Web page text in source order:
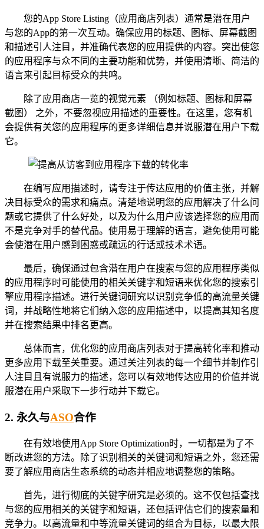
您的App Store Listing（应用商店列表）通常是潜在用户
与您的App的第一次互动。确保应用的标题、图标、屏幕截图
和描述引人注目，并准确代表您的应用提供的内容。突出使您
的应用程序与众不同的主要功能和优势，并使用清晰、简洁的
语言来引起目标受众的共鸣。
除了应用商店一览的视觉元素 （例如标题、图标和屏幕
截图） 之外，不要忽视应用描述的重要性。在这里，您有机
会提供有关您的应用程序的更多详细信息并说服潜在用户下载
它。
在编写应用描述时，请专注于传达应用的价值主张，并解
决目标受众的需求和痛点。清楚地说明您的应用解决了什么问
题或它提供了什么好处，以及为什么用户应该选择您的应用而
不是竞争对手的替代品。使用易于理解的语言，避免使用可能
会使潜在用户感到困惑或疏远的行话或技术术语。
最后，确保通过包含潜在用户在搜索与您的应用程序类似
的应用程序时可能使用的相关关键字和短语来优化您的搜索引
擎应用程序描述。进行关键词研究以识别竞争低的高流量关键
词，并战略性地将它们纳入您的应用描述中，以提高其知名度
并在搜索结果中排名更高。
总体而言，优化您的应用商店列表对于提高转化率和推动
更多应用下载至关重要。通过关注列表的每一个细节并制作引
人注目且有说服力的描述，您可以有效地传达应用的价值并说
服潜在用户采取下一步行动并下载它。
2. 永久与ASO合作
在有效地使用App Store Optimization时，一切都是为了不
断改进您的方法。除了识别相关的关键词和短语之外，您还需
要了解应用商店生态系统的动态并相应地调整您的策略。
首先，进行彻底的关键字研究是必须的。这不仅包括查找
与您的应用相关的关键字和短语，还包括评估它们的搜索量和
竞争力。以高流量和中等流量关键词的组合为目标，以最大限